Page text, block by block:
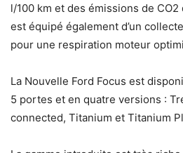
l/100 km et des émissions de
est équipé également d’un
pour une respiration moteur
La Nouvelle Ford Focus est
5 portes et en quatre versions :
connected, Titanium et Titanium